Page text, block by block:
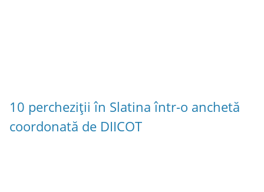
10 percheziții în Slatina într-o anchetă
coordonată de DIICOT